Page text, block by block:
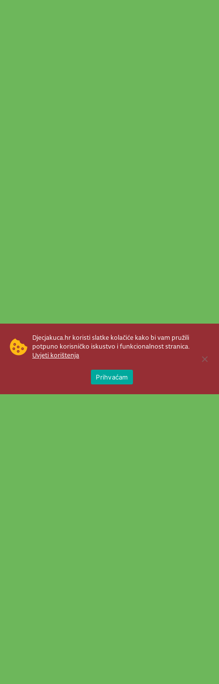
Djecjakuca.hr koristi slatke kolačiće kako bi vam pružili
potpuno korisničko iskustvo i funkcionalnost stranica.
Uvjeti korištenja
Prihvaćam